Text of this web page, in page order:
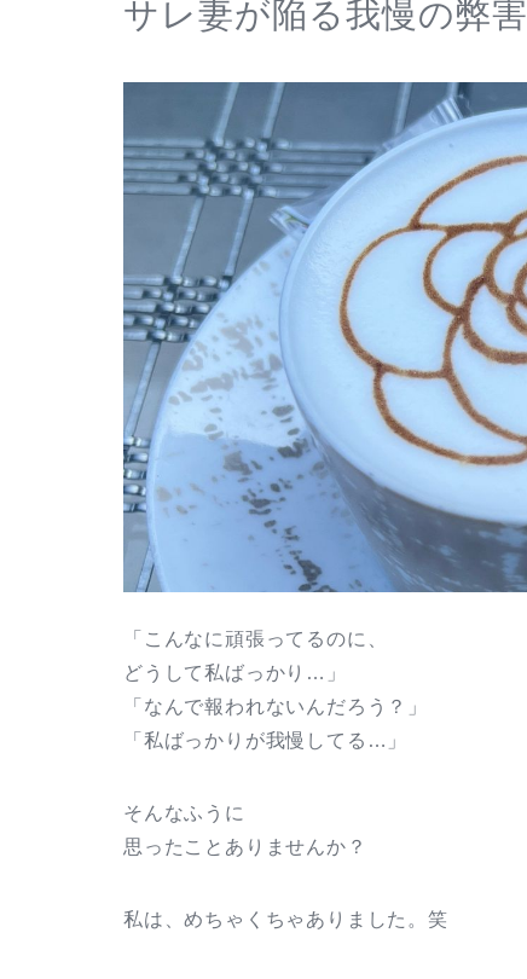
サレ妻が陥る我慢の弊害
「こんなに頑張ってるのに、
どうして私ばっかり…」
「なんで報われないんだろう？」
「私ばっかりが我慢してる…」
そんなふうに
思ったことありませんか？
私は、めちゃくちゃありました。笑